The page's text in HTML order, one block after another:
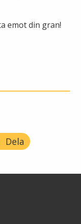
emot din gran!
Dela